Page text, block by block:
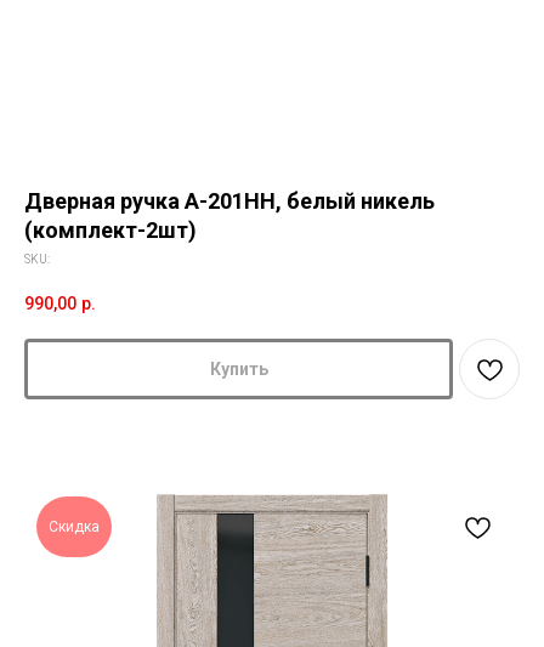
Дверная ручка A-201HH, белый никель
(комплект-2шт)
SKU:
990,00 р.
Купить
Скидка